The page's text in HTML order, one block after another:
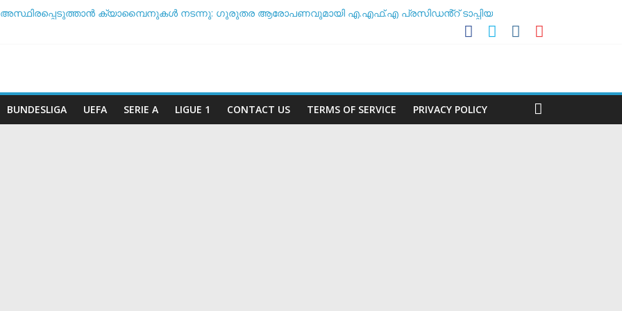
അസ്ഥിരപ്പെടുത്താൻ ക്യാമ്പൈനുകൾ നടന്നു: ഗുരുതര ആരോപണവുമായി എ.എഫ്.എ പ്രസിഡൻ്റ് ടാപ്പിയ
BUNDESLIGA UEFA SERIE A LIGUE 1 CONTACT US TERMS OF SERVICE PRIVACY POLICY